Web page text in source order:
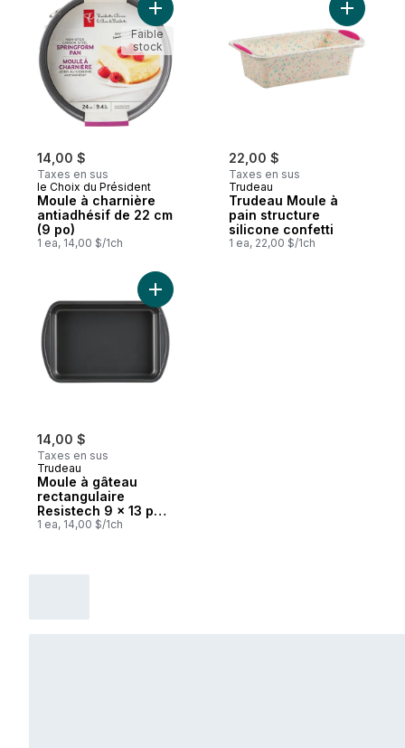
14,00 $
Taxes en sus
le Choix du Président
Moule à charnière
antiadhésif de 22 cm
(9 po)
1 ea, 14,00 $/1ch
Faible
stock
22,00 $
Taxes en sus
Trudeau
Trudeau Moule à
pain structure
silicone confetti
1 ea, 22,00 $/1ch
14,00 $
Taxes en sus
Trudeau
Moule à gâteau
rectangulaire
Resistech 9 x 13 po,
métal 0,6 mm
1 ea, 14,00 $/1ch
Ajouter Moule à gâteau rectangulaire